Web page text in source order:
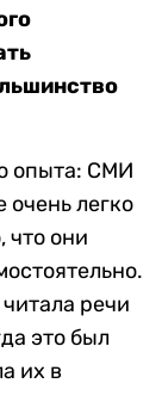
опыта: СМИ
очень легко
что они
речи
это был
их в